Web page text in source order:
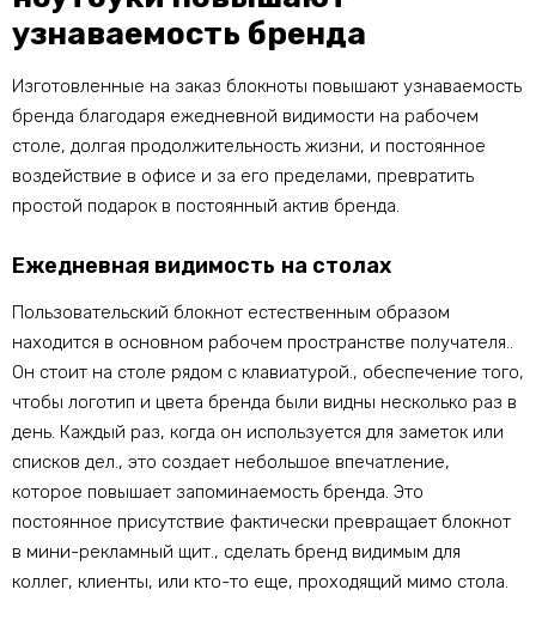
узнаваемость бренда
Изготовленные на заказ блокноты повышают узнаваемость
бренда благодаря ежедневной видимости на рабочем
столе, долгая продолжительность жизни, и постоянное
воздействие в офисе и за его пределами, превратить
простой подарок в постоянный актив бренда.
Ежедневная видимость на столах
Пользовательский блокнот естественным образом
находится в основном рабочем пространстве получателя..
Он стоит на столе рядом с клавиатурой., обеспечение того,
чтобы логотип и цвета бренда были видны несколько раз в
день. Каждый раз, когда он используется для заметок или
списков дел., это создает небольшое впечатление,
которое повышает запоминаемость бренда. Это
постоянное присутствие фактически превращает блокнот
в мини-рекламный щит., сделать бренд видимым для
коллег, клиенты, или кто-то еще, проходящий мимо стола.